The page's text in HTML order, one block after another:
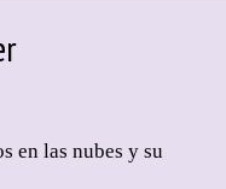
en las nubes y su